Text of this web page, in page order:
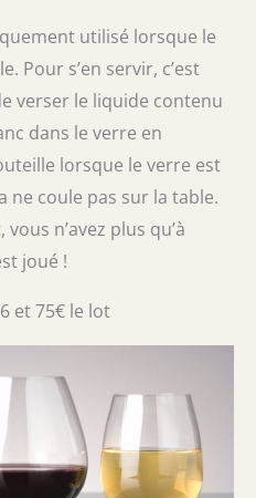
utilisé lorsque le
Pour s’en servir, c’est
verser le liquide contenu
dans le verre en
lorsque le verre est
ne coule pas sur la table.
n’avez plus qu’à
joué !
et 75€ le lot